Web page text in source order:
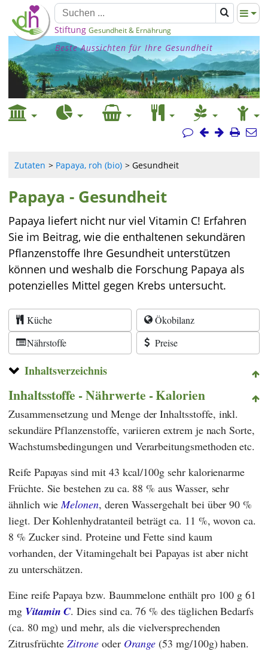
Stiftung Gesundheit & Ernährung
Beste Aussichten für Ihre Gesundheit
Zutaten Papaya, roh (bio) Gesundheit
Papaya - Gesundheit
Papaya liefert nicht nur viel Vitamin C! Erfahren
Sie im Beitrag, wie die enthaltenen sekundären
Pflanzenstoffe Ihre Gesundheit unterstützen
können und weshalb die Forschung Papaya als
potenzielles Mittel gegen Krebs untersucht.
Küche
Ökobilanz
Nährstoffe
Preise
Inhaltsverzeichnis
Inhaltsstoffe - Nährwerte - Kalorien
Zusammensetzung und Menge der Inhaltsstoffe, inkl.
sekundäre Pflanzenstoffe, variieren extrem je nach Sorte,
Wachstumsbedingungen und Verarbeitungsmethoden etc.
Reife Papayas sind mit 43 kcal/100g sehr kalorienarme
Früchte. Sie bestehen zu ca. 88 % aus Wasser, sehr
ähnlich wieMelonen, deren Wassergehalt bei über 90 %
liegt. Der Kohlenhydratanteil beträgt ca. 11 %, wovon ca.
8 % Zucker sind. Proteine und Fette sind kaum
vorhanden, der Vitamingehalt bei Papayas ist aber nicht
zu unterschätzen.
Eine reife Papaya bzw. Baummelone enthält pro 100 g 61
mg Vitamin C. Dies sind ca. 76 % des täglichen Bedarfs
(ca. 80 mg) und mehr, als die vielversprechenden
ZitrusfrüchteZitroneoder Orange (53 mg/100g) haben.